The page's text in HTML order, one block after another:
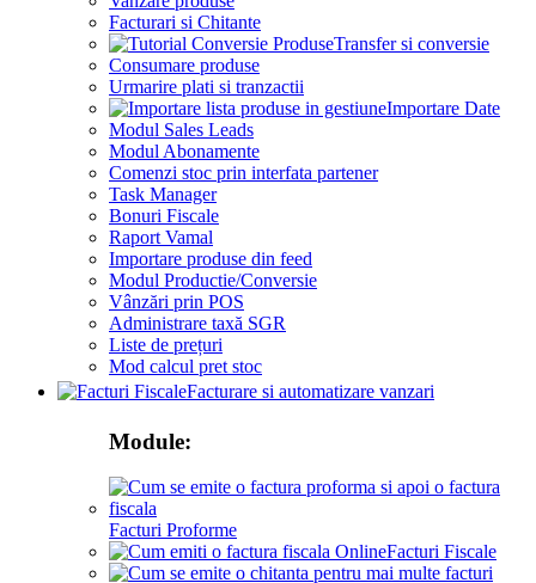
Facturari si Chitante
Transfer si conversie
Consumare produse
Urmarire plati si tranzactii
Importare Date
Modul Sales Leads
Modul Abonamente
Comenzi stoc prin interfata partener
Task Manager
Bonuri Fiscale
Raport Vamal
Importare produse din feed
Modul Productie/Conversie
Vânzări prin POS
Administrare taxă SGR
Liste de prețuri
Mod calcul pret stoc
Facturare si automatizare vanzari
Module:
Facturi Proforme
Facturi Fiscale